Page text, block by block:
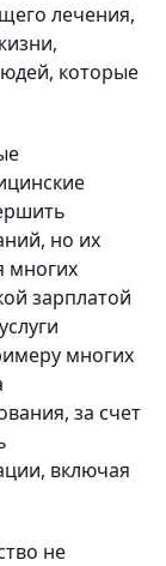
лечения,
которые
но их
многих
зарплатой
многих
за счет
включая
не